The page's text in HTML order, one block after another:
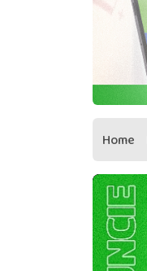
Home